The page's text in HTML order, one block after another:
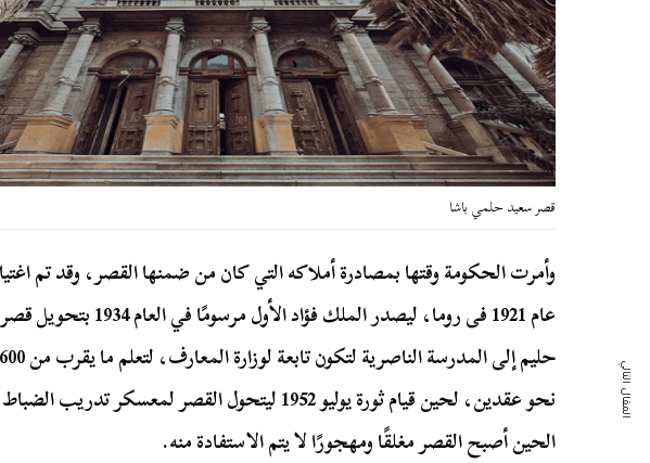
قصر سعيد حلمي باشا
وأمرت الحكومة وقتها بمصادرة أملاكه التي كان من ضمنها القصر، وقد تم
عام 1921 فى روما، ليصدر الملك فؤاد
نحو عقدين، لحين قيام ثورة يوليو 1952 ليتحول القصر لمعسكر
الحين أصبح القصر مغلقًا ومهجورًا لا يتم الاستفادة منه.
المقال التالي